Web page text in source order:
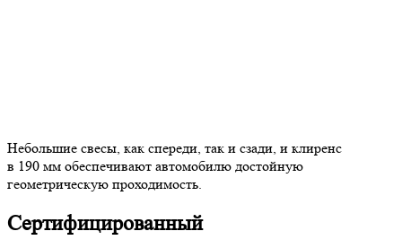
Небольшие свесы, как спереди, так и сзади, и клиренс
в 190 мм обеспечивают автомобилю достойную
геометрическую проходимость.
Сертифицированный